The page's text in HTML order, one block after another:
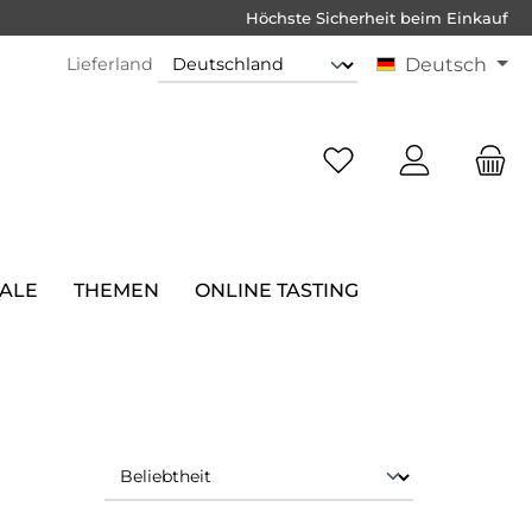
Höchste Sicherheit beim Einkauf
Lieferland Deutsch
THEMEN ONLINE TASTING